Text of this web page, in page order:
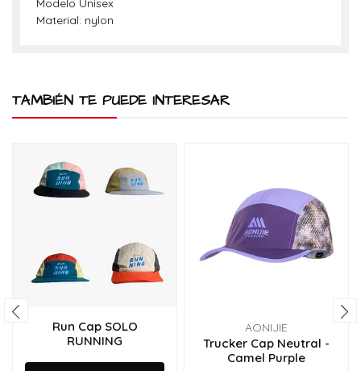
Material: nylon
TAMBIÉN TE PUEDE INTERESAR
Run Cap SOLO
RUNNING
AONIJIE
Trucker Cap Neutral -
Camel Purple